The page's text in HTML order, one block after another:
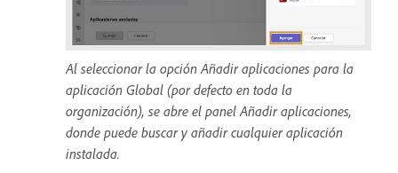
Al seleccionar la opción Añadir aplicaciones para la
aplicación Global (por defecto en toda la
organización), se abre el panel Añadir aplicaciones,
donde puede buscar y añadir cualquier aplicación
instalada.